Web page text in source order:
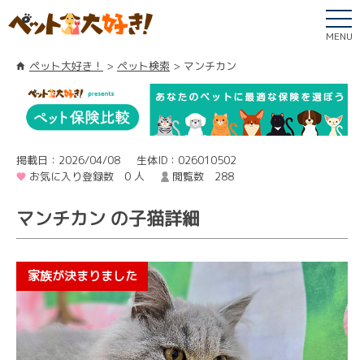
MENU
ペット大好き！ ペット検索 マンチカン
掲載日：2026/04/08
生体ID：026010502
お気に入り登録数 0 人
閲覧数 288
マンチカン の子猫詳細